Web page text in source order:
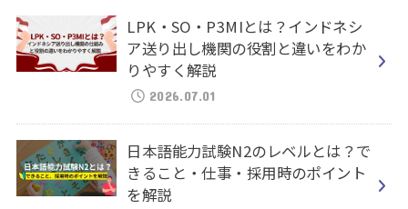
LPK・SO・P3MIとは？インドネシ
ア送り出し機関の役割と違いをわか
りやすく解説
2026.07.01
日本語能力試験N2のレベルとは？で
きること・仕事・採用時のポイント
を解説